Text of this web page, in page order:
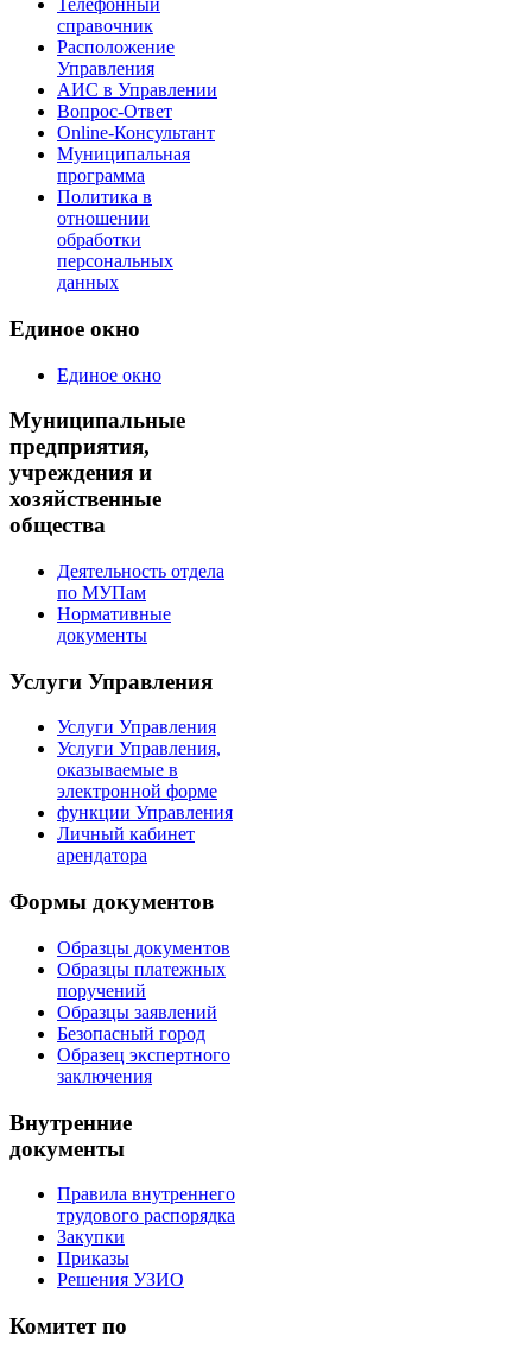
Телефонный
справочник
Расположение
Управления
АИС в Управлении
Вопрос-Ответ
Online-Консультант
Муниципальная
программа
Политика в
отношении
обработки
персональных
данных
Единое окно
Единое окно
Муниципальные
предприятия,
учреждения и
хозяйственные
общества
Деятельность отдела
по МУПам
Нормативные
документы
Услуги Управления
Услуги Управления
Услуги Управления,
оказываемые в
электронной форме
функции Управления
Личный кабинет
арендатора
Формы документов
Образцы документов
Образцы платежных
поручений
Образцы заявлений
Безопасный город
Образец экспертного
заключения
Внутренние
документы
Правила внутреннего
трудового распорядка
Закупки
Приказы
Решения УЗИО
Комитет по